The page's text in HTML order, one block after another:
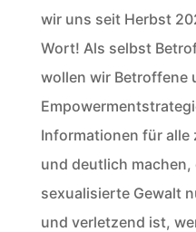
wir uns seit Herbst
Wort! Als selbst
wollen wir Betroffene
Informationen für
und deutlich
sexualisierte Gewalt
und verletzend ist,